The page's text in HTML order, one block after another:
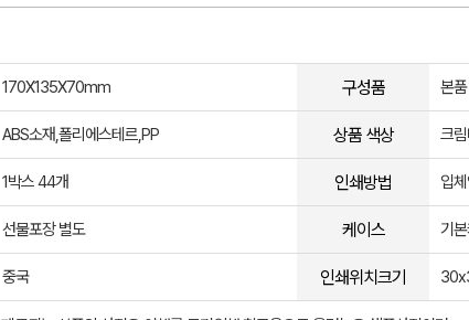
170X135X70mm 구성품 본품
ABS소재,폴리에스테르,PP 상품 색상 크
1박스 44개 인쇄방법 입
선물포장 별도 케이스 기
중국 인쇄위치크기